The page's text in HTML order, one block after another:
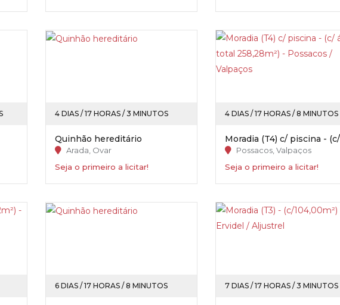
4 DIAS / 17 HORAS / 3 MINUTOS
Quinhão hereditário
Arada, Ovar
Seja o primeiro a licitar!
4 DIAS / 17 HORAS / 8 MINUTOS
Possacos, Valpaços
Seja o primeiro a licitar!
6 DIAS / 17 HORAS / 8 MINUTOS 7 DIAS / 17 HORAS / 3 MINUTOS